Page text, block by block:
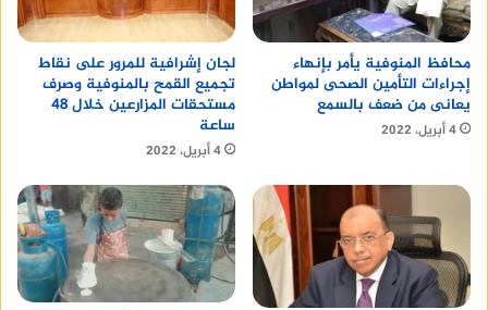
محافظ المنوفية يأمر بإنهاء
إجراءات التأمين الصحى لمواطن
يعانى من ضعف بالسمع
4 أبريل، 2022
لجان إشرافية للمرور على نقاط
تجميع القمح بالمنوفية وصرف
مستحقات المزارعين خلال 48
ساعة
4 أبريل، 2022